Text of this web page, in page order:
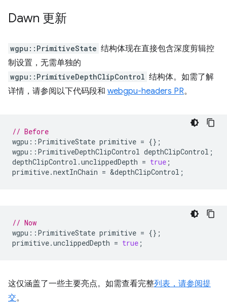
Dawn 更新
wgpu::PrimitiveState 结构体现在直接包含深度剪辑控
制设置，无需单独的
wgpu::PrimitiveDepthClipControl 结构体。如需了解
详情，请参阅以下代码段和 webgpu-headers PR。
// Before
wgpu :: PrimitiveState primitive = {};
wgpu :: PrimitiveDepthClipControl depthClipControl ;
depthClipControl .unclippedDepth = true ;
primitive.nextInChain = &depthClipControl ;
// Now
wgpu :: PrimitiveState primitive = {};
primitive.unclippedDepth = true ;
这仅涵盖了一些主要亮点。如需查看完整列表，请参阅提
交。